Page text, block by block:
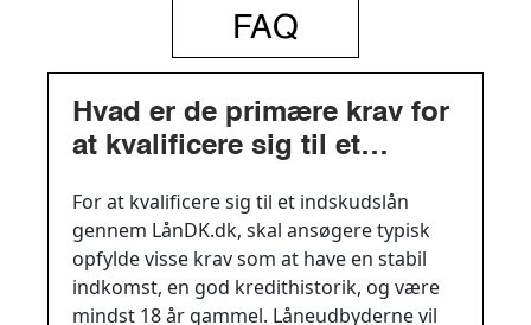
FAQ
Hvad er de primære krav for
at kvalificere sig til et
For at kvalificere sig til et indskudslån
gennem LånDK.dk, skal ansøgere typisk
opfylde visse krav som at have en stabil
indkomst, en god kredithistorik, og være
mindst 18 år gammel. Låneudbyderne vil